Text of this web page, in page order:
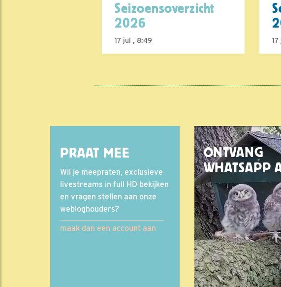
Seizoensoverzicht
2026
17 jul , 8:49
PRAAT MEE
Wil je meepraten, exclusieve
livestreams in full HD bekijken
en vragen stellen aan onze
webloghouders?
maak dan een account aan
ONTVANG
WHATSAPP